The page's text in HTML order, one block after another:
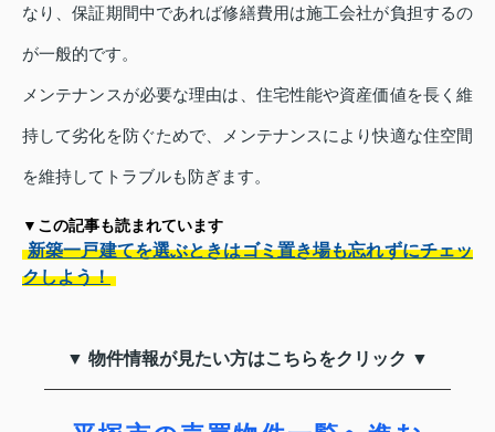
なり、保証期間中であれば修繕費用は施工会社が負担するの
が一般的です。
メンテナンスが必要な理由は、住宅性能や資産価値を長く維
持して劣化を防ぐためで、メンテナンスにより快適な住空間
を維持してトラブルも防ぎます。
▼この記事も読まれています
新築一戸建てを選ぶときはゴミ置き場も忘れずにチェッ
クしよう！
▼ 物件情報が見たい方はこちらをクリック ▼